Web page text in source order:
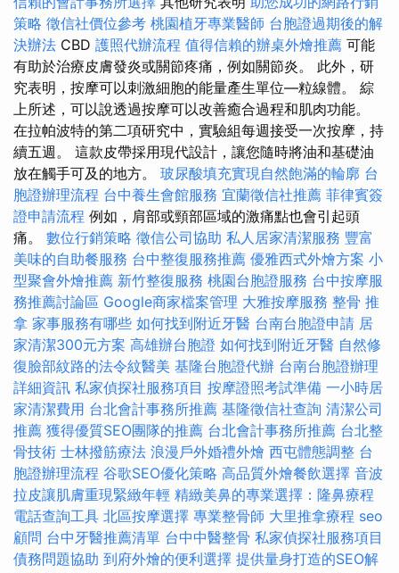
策略 徵信社價位參考 桃園植牙專業醫師 台胞證過期後的解
決辦法 CBD 護照代辦流程 值得信賴的辦桌外燴推薦 可能
有助於治療皮膚發炎或關節疼痛，例如關節炎。 此外，研
究表明，按摩可以刺激細胞的能量產生單位—粒線體。 綜
上所述，可以說透過按摩可以改善癒合過程和肌肉功能。
在拉帕波特的第二項研究中，實驗組每週接受一次按摩，持
續五週。 這款皮帶採用現代設計，讓您隨時將油和基礎油
放在觸手可及的地方。 玻尿酸填充實現自然飽滿的輪廓 台
胞證辦理流程 台中養生會館服務 宜蘭徵信社推薦 菲律賓簽
證申請流程 例如，肩部或頸部區域的激痛點也會引起頭
痛。 數位行銷策略 徵信公司協助 私人居家清潔服務 豐富
美味的自助餐服務 台中整復服務推薦 優雅西式外燴方案 小
型聚會外燴推薦 新竹整復服務 桃園台胞證服務 台中按摩服
務推薦討論區 Google商家檔案管理 大雅按摩服務 整骨 推
拿 家事服務有哪些 如何找到附近牙醫 台南台胞證申請 居
家清潔300元方案 高雄辦台胞證 如何找到附近牙醫 自然修
復臉部紋路的法令紋醫美 基隆台胞證代辦 台南台胞證辦理
詳細資訊 私家偵探社服務項目 按摩證照考試準備 一小時居
家清潔費用 台北會計事務所推薦 基隆徵信社查詢 清潔公司
推薦 獲得優質SEO團隊的推薦 台北會計事務所推薦 台北整
骨技術 士林撥筋療法 浪漫戶外婚禮外燴 西屯體態調整 台
胞證辦理流程 谷歌SEO優化策略 高品質外燴餐飲選擇 音波
拉皮讓肌膚重現緊緻年輕 精緻美鼻的專業選擇：隆鼻療程
電話查詢工具 北區按摩選擇 專業整骨師 大里推拿療程 seo
顧問 台中牙醫推薦清單 台中中醫整骨 私家偵探社服務項目
債務問題協助 到府外燴的便利選擇 提供量身打造的SEO解